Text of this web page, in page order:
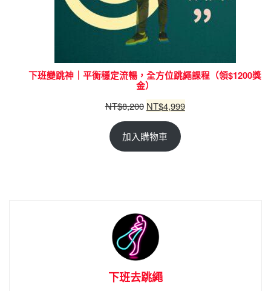
下班變跳神｜平衡穩定流暢，全方位跳繩課程（領$1200獎
金）
NT$8,200 NT$4,999
加入購物車
下班去跳繩